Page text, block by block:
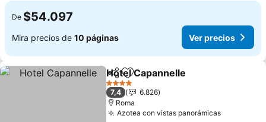
De $54.097
Mira precios de 10 páginas Ver precios
CompartirAgregar a favoritos
Hotel Capannelle
4 Estrellas
7,4
6.826
Roma
Azotea con vistas panorámicasVer